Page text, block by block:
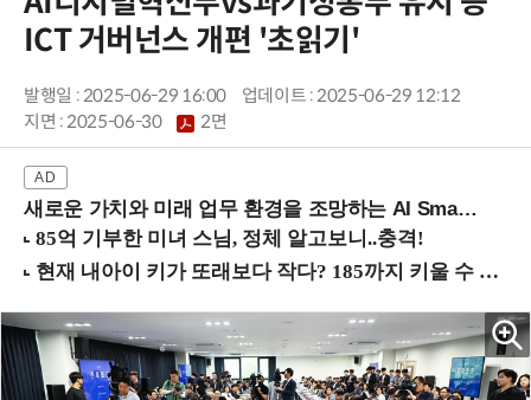
ICT 거버넌스 개편 '초읽기'
발행일 : 2025-06-29 16:00
업데이트 : 2025-06-29 12:12
지면 :2025-06-30 2면
새로운 가치와 미래 업무 환경을 조망하는 AI Smart Work Summit 2026 (9/11 코엑스)